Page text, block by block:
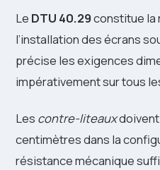
Le DTU 40.29constitue la
l’installation des écrans
précise les exigences
impérativement sur tous
Les contre-liteauxdoivent
centimètres dans la
résistance mécanique